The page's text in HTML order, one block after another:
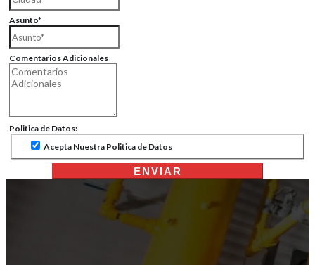
Asunto*
Comentarios Adicionales
Politica de Datos:
Acepta Nuestra Politica de Datos
ENVIAR